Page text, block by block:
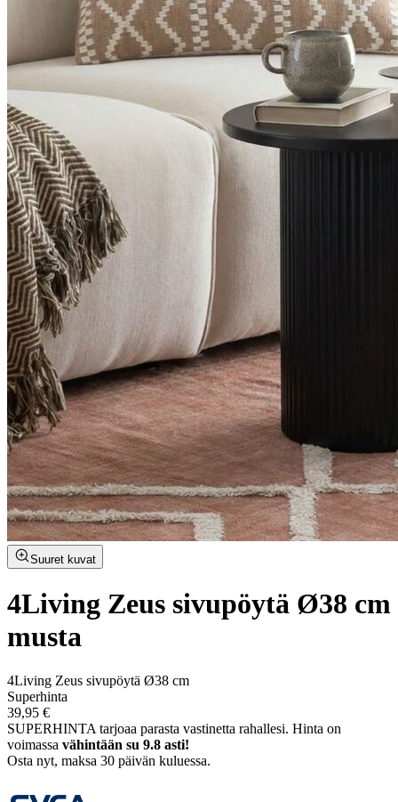
Suuret kuvat
4Living Zeus sivupöytä Ø38 cm
musta
4Living Zeus sivupöytä Ø38 cm
Superhinta
39,95 €
SUPERHINTA tarjoaa parasta vastinetta rahallesi. Hinta on
voimassa vähintään su 9.8 asti!
Osta nyt, ­maksa 30 päivän kuluessa.